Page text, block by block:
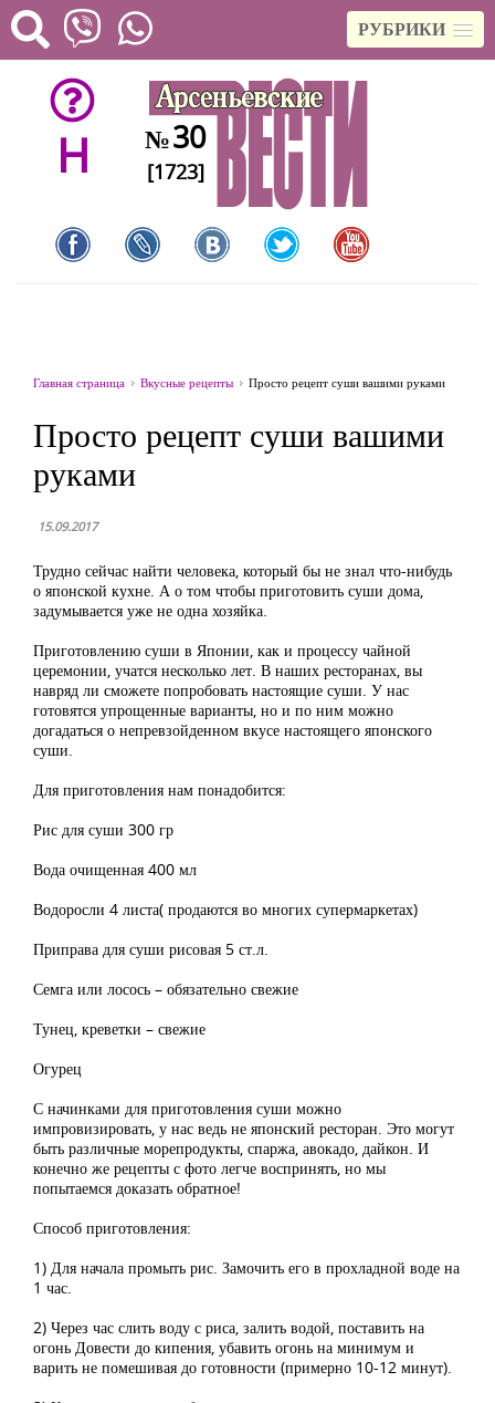
РУБРИКИ
H №30
[1723]
Главная страница Вкусные рецепты Просто рецепт суши вашими руками
Просто рецепт суши вашими
руками
15.09.2017
Трудно сейчас найти человека, который бы не знал что-нибудь
о японской кухне. А о том чтобы приготовить суши дома,
задумывается уже не одна хозяйка.
Приготовлению суши в Японии, как и процессу чайной
церемонии, учатся несколько лет. В наших ресторанах, вы
навряд ли сможете попробовать настоящие суши. У нас
готовятся упрощенные варианты, но и по ним можно
догадаться о непревзойденном вкусе настоящего японского
суши.
Для приготовления нам понадобится:
Рис для суши 300 гр
Вода очищенная 400 мл
Водоросли 4 листа( продаются во многих супермаркетах)
Приправа для суши рисовая 5 ст.л.
Семга или лосось – обязательно свежие
Тунец, креветки – свежие
Огурец
С начинками для приготовления суши можно
импровизировать, у нас ведь не японский ресторан. Это могут
быть различные морепродукты, спаржа, авокадо, дайкон. И
конечно же рецепты с фото легче воспринять, но мы
попытаемся доказать обратное!
Способ приготовления:
1) Для начала промыть рис. Замочить его в прохладной воде на
1 час.
2) Через час слить воду с риса, залить водой, поставить на
огонь Довести до кипения, убавить огонь на минимум и
варить не помешивая до готовности (примерно 10-12 минут).